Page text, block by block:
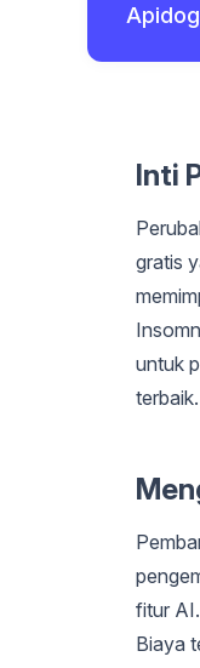
Inti
gratis
untuk
terbaik.
fitur
Biaya